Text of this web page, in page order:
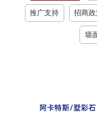
推广支持 招商
墙